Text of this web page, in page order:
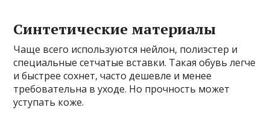
Синтетические материалы
Чаще всего используются нейлон, полиэстер и
специальные сетчатые вставки. Такая обувь легче
и быстрее сохнет, часто дешевле и менее
требовательна в уходе. Но прочность может
уступать коже.